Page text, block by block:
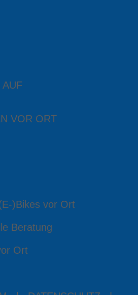
AUF
VOR ORT
)Bikes vor Ort
Beratung
Ort